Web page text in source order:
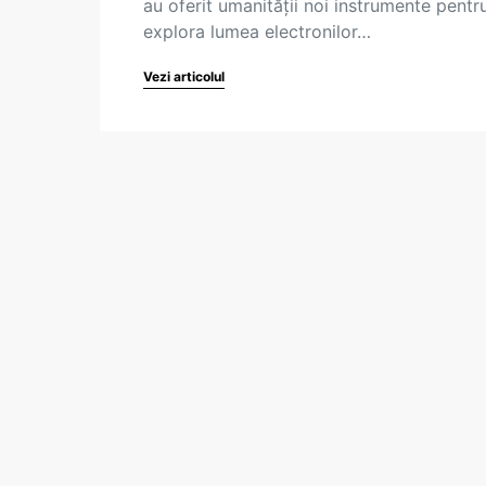
au oferit umanității noi instrumente
explora lumea electronilor…
Vezi articolul